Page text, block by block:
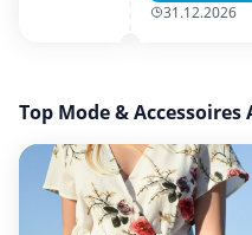
31.12.2026
Top Mode & Accessoires